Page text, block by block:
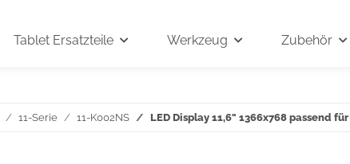
Tablet Ersatzteile Werkzeug Zubehör
11-Serie 11-K002NS LED Display 11,6" 1366x768 passend